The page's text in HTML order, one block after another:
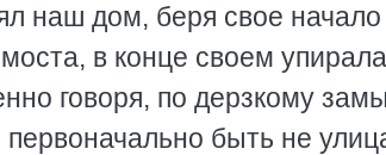
наш дом, беря свое
моста, в конце своем
говоря, по дерзкому
быть не